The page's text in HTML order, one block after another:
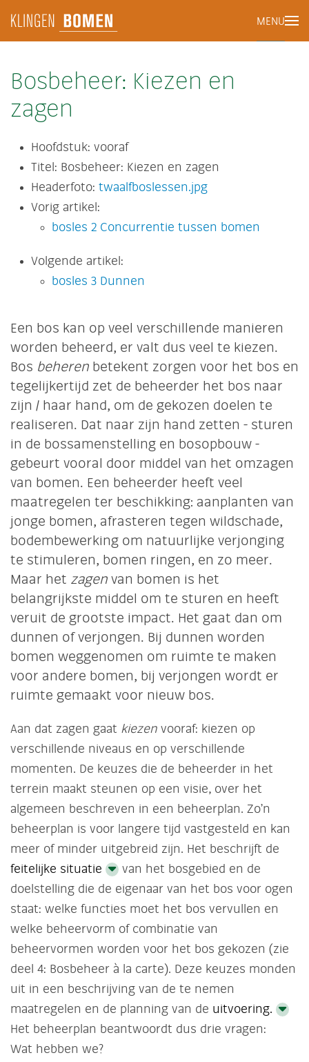
Terug naar hoofdinhoud
MENU
Bosbeheer: Kiezen en
zagen
Hoofdstuk: vooraf
Titel: Bosbeheer: Kiezen en zagen
Headerfoto: twaalfboslessen.jpg
Vorig artikel:
bosles 2 Concurrentie tussen bomen
Volgende artikel:
bosles 3 Dunnen
Een bos kan op veel verschillende manieren
worden beheerd, er valt dus veel te kiezen.
Bos beheren betekent zorgen voor het bos en
tegelijkertijd zet de beheerder het bos naar
zijn / haar hand, om de gekozen doelen te
realiseren. Dat naar zijn hand zetten - sturen
in de bossamenstelling en bosopbouw -
gebeurt vooral door middel van het omzagen
van bomen. Een beheerder heeft veel
maatregelen ter beschikking: aanplanten van
jonge bomen, afrasteren tegen wildschade,
bodembewerking om natuurlijke verjonging
te stimuleren, bomen ringen, en zo meer.
Maar het zagen van bomen is het
belangrijkste middel om te sturen en heeft
veruit de grootste impact. Het gaat dan om
dunnen of verjongen. Bij dunnen worden
bomen weggenomen om ruimte te maken
voor andere bomen, bij verjongen wordt er
ruimte gemaakt voor nieuw bos.
Aan dat zagen gaat kiezen vooraf: kiezen op
verschillende niveaus en op verschillende
momenten. De keuzes die de beheerder in het
terrein maakt steunen op een visie, over het
algemeen beschreven in een beheerplan. Zo’n
beheerplan is voor langere tijd vastgesteld en kan
meer of minder uitgebreid zijn. Het beschrijft de
feitelijke situatie
van het bosgebied en de
doelstelling die de eigenaar van het bos voor ogen
staat: welke functies moet het bos vervullen en
welke beheervorm of combinatie van
beheervormen worden voor het bos gekozen (zie
deel 4: Bosbeheer à la carte). Deze keuzes monden
uit in een beschrijving van de te nemen
maatregelen en de planning van de uitvoering.
Het beheerplan beantwoordt dus drie vragen:
Wat hebben we?